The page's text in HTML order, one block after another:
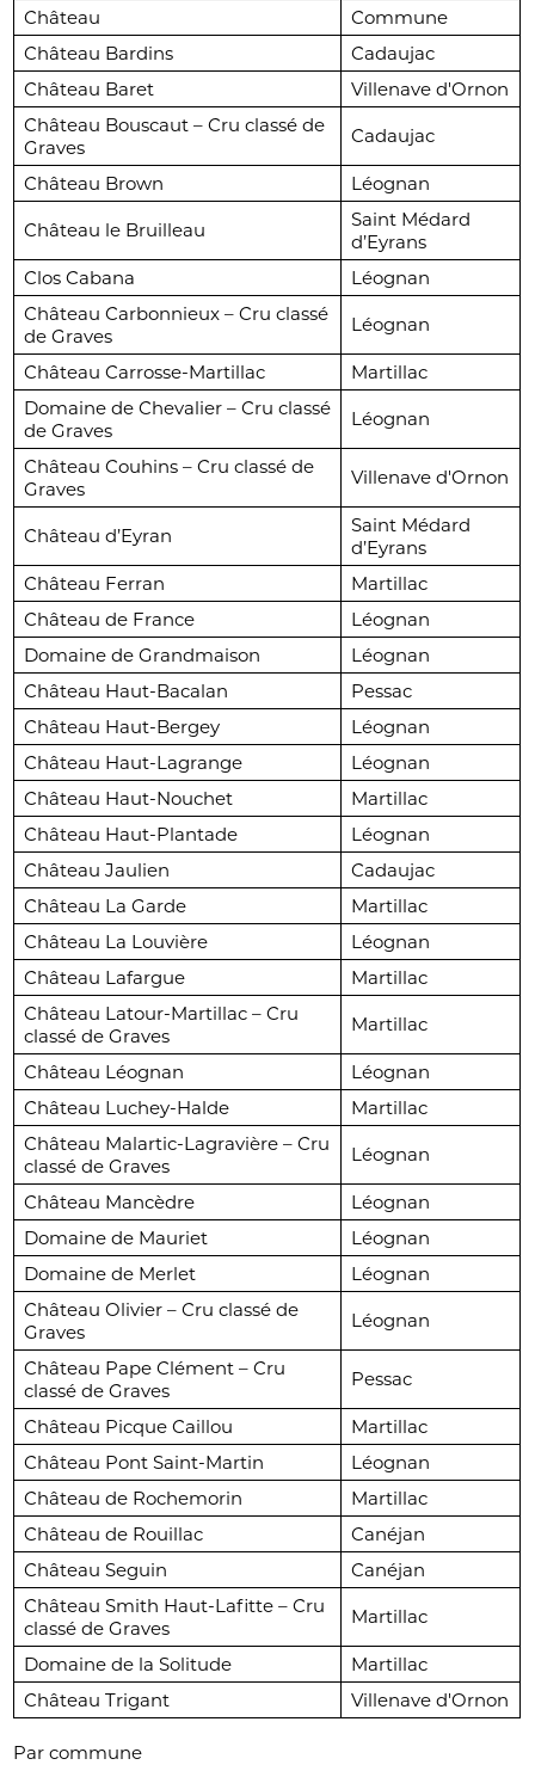
Château
Commune
Château Bardins
Cadaujac
Château Baret
Villenave d'Ornon
Château Bouscaut – Cru classé de
Graves
Cadaujac
Château Brown Léognan
Château le Bruilleau
Saint Médard
d’Eyrans
Clos Cabana
Léognan
Château Carbonnieux – Cru classé
de Graves
Léognan
Château Carrosse-Martillac
Martillac
Domaine de Chevalier – Cru classé
de Graves
Léognan
Château Couhins – Cru classé de
Graves
Villenave d'Ornon
Château d’Eyran
Saint Médard
d’Eyrans
Château Ferran
Martillac
Château de France
Léognan
Domaine de Grandmaison
Léognan
Château Haut-Bacalan
Pessac
Château Haut-Bergey
Léognan
Château Haut-Lagrange
Léognan
Château Haut-Nouchet
Martillac
Château Haut-Plantade
Léognan
Château Jaulien
Cadaujac
Château La Garde
Martillac
Château La Louvière
Léognan
Château Lafargue
Martillac
Château Latour-Martillac – Cru
classé de Graves
Martillac
Château Léognan
Léognan
Château Luchey-Halde
Martillac
Château Malartic-Lagravière – Cru
classé de Graves
Léognan
Château Mancèdre
Léognan
Domaine de Mauriet
Léognan
Domaine de Merlet
Léognan
Château Olivier – Cru classé de
Graves
Léognan
Château Pape Clément – Cru
classé de Graves
Pessac
Château Picque Caillou
Martillac
Château Pont Saint-Martin
Léognan
Château de Rochemorin
Martillac
Château de Rouillac
Canéjan
Château Seguin
Canéjan
Château Smith Haut-Lafitte – Cru
classé de Graves
Martillac
Domaine de la Solitude
Martillac
Château Trigant
Villenave d'Ornon
Par commune